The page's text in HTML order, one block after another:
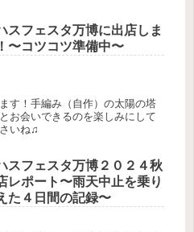
スフェスタ万博に出店しま
〜コツコツ準備中〜
す！手編み（自作）の太陽の塔
お会いできるのを楽しみにして
いね♫
スフェスタ万博２０２４秋
レポート〜雨天中止を乗り
た４日間の記録〜